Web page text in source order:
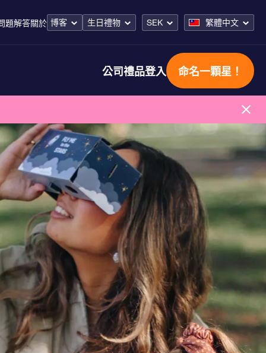
題解答關於 博客 生日禮物 SEK 繁體中文
公司禮品登入 命名一顆星！